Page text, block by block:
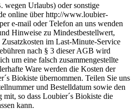
wegen Urlaubs) oder sonstige
online über http://www.loubier-
e-mail oder Telefon an uns wenden
Hinweise zu Mindestbestellwert,
Zusatzkosten im Last-Minute-Service
nach § 3 dieser AGB wird
um eine falsch zusammengestellte
Ware werden die Kosten der
Biokiste übernommen. Teilen Sie uns
und Bestelldatum sowie den
so dass Loubier´s Biokiste die
kann.